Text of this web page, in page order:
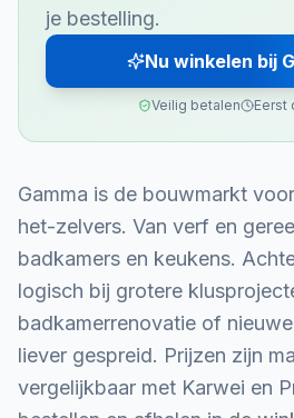
je bestelling.
Nu winkelen bij
Veilig betalen Eerst
Gamma is de bouwmarkt
het-zelvers. Van verf en
badkamers en keukens.
logisch bij grotere
badkamerrenovatie of
liever gespreid. Prijzen zijn
vergelijkbaar met Karwei en